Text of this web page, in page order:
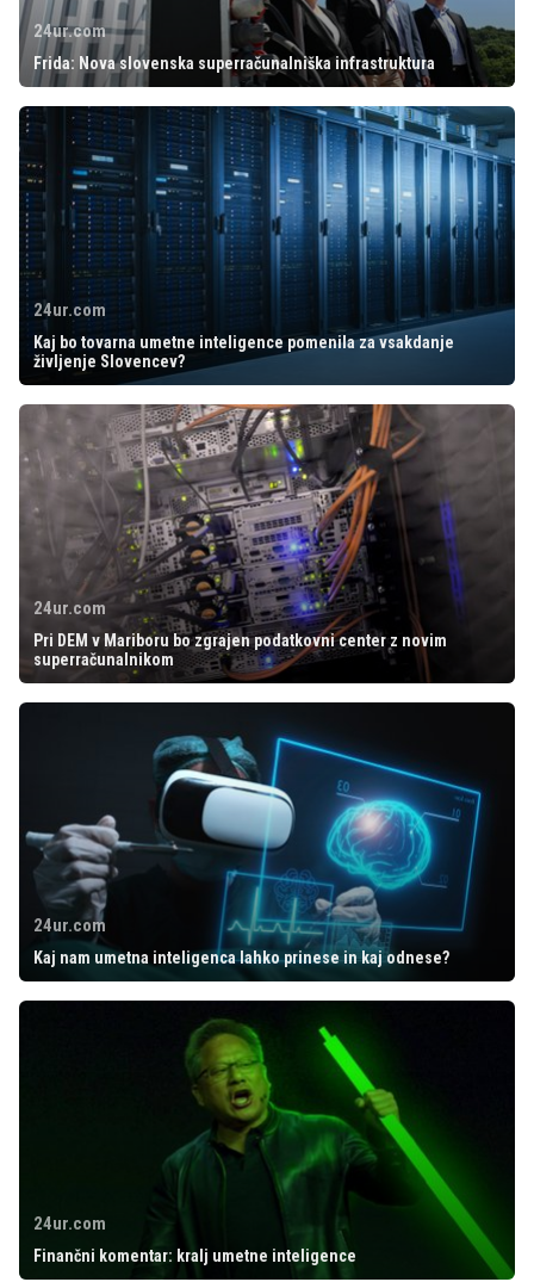
24ur.com
Frida: Nova slovenska superračunalniška infrastruktura
24ur.com
Kaj bo tovarna umetne inteligence pomenila za vsakdanje
življenje Slovencev?
24ur.com
Pri DEM v Mariboru bo zgrajen podatkovni center z novim
superračunalnikom
24ur.com
Kaj nam umetna inteligenca lahko prinese in kaj odnese?
24ur.com
Finančni komentar: kralj umetne inteligence